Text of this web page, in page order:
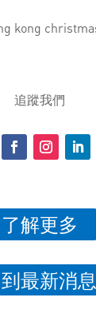
追蹤我們
了解更多
最新消息